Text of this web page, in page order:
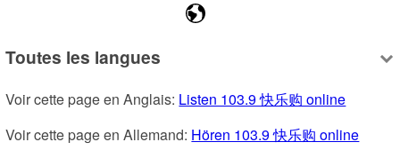
Toutes les langues
Voir cette page en Anglais: Listen 103.9 快乐购 online
Voir cette page en Allemand: Hören 103.9 快乐购 online